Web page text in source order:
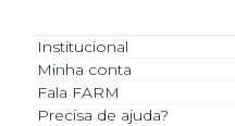
Institucional
Minha conta
Fala FARM
Precisa de ajuda?